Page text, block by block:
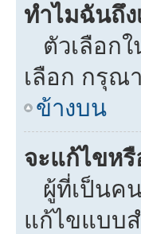
ทำไมฉันถึ
ตัวเลือก
เลือก กรุณ
ข้างบน
จะแก้ไขห
ผู้ที่เป็นคน
แก้ไขแบบ